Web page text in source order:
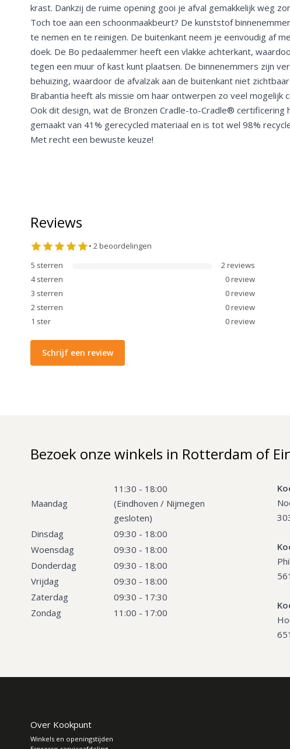
krast. Dankzij de ruime opening gooi je afval gemakkelijk weg
Toch toe aan een schoonmaakbeurt? De kunststof
te nemen en te reinigen. De buitenkant neem je eenvoudig af
doek. De Bo pedaalemmer heeft een vlakke achterkant,
tegen een muur of kast kunt plaatsen. De binnenemmers zijn
behuizing, waardoor de afvalzak aan de buitenkant niet zichtbaar
Brabantia heeft als missie om haar ontwerpen zo veel mogelijk
Ook dit design, wat de Bronzen Cradle-to-Cradle® certificering
gemaakt van 41% gerecycled materiaal en is tot wel 98%
Met recht een bewuste keuze!
Reviews
• 2beoordelingen
5 sterren 2reviews
4 sterren 0review
3 sterren 0review
2 sterren 0review
1 ster 0review
Schrijf een review
Bezoek onze winkels in Rotterdam of
Maandag
11:30 - 18:00
(Eindhoven / Nijmegen
gesloten)
Dinsdag
09:30 - 18:00
Woensdag
09:30 - 18:00
Donderdag
09:30 - 18:00
Vrijdag
09:30 - 18:00
Zaterdag
09:30 - 17:30
Zondag
11:00 - 17:00
Over Kookpunt
Winkels en openingstijden